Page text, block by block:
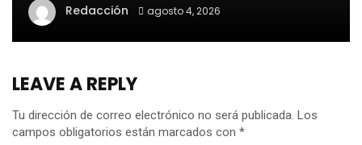
Redacción agosto 4, 2026
LEAVE A REPLY
Tu dirección de correo electrónico no será publicada. Los
campos obligatorios están marcados con *